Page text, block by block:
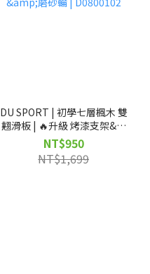
DU SPORT | 初學七層楓木 雙
翹滑板 | 🔥升級 烤漆支架&磨
砂輪 | D0800102
NT$950
NT$1,699